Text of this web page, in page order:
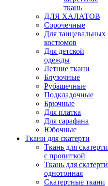
ткань
ДЛЯ ХАЛАТОВ
Сорочечные
Для танцевальных
костюмов
Для детской
одежды
Летние ткани
Блузочные
Рубашечные
Подкладочные
Брючные
Для платка
Для сарафана
Юбочные
Ткани для скатерти
Ткань для скатерти
с пропиткой
Ткань для скатерти
однотонная
Скатертные ткани